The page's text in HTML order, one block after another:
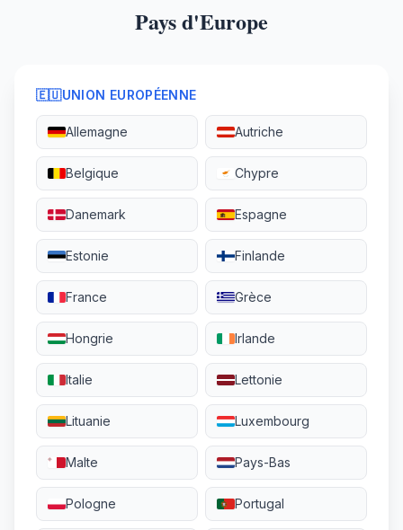
Pays d'Europe
🇪🇺UNION EUROPÉENNE
Allemagne Autriche
Belgique Chypre
Danemark Espagne
Estonie Finlande
France Grèce
Hongrie Irlande
Italie Lettonie
Lituanie Luxembourg
Malte Pays-Bas
Pologne Portugal